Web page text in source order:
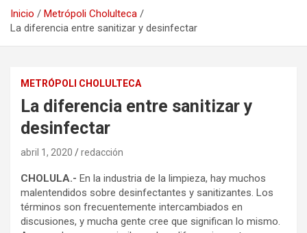
Inicio
Metrópoli Cholulteca
La diferencia entre sanitizar y desinfectar
METRÓPOLI CHOLULTECA
La diferencia entre sanitizar y
desinfectar
abril 1, 2020 redacción
CHOLULA.- En la industria de la limpieza, hay muchos
malentendidos sobre desinfectantes y sanitizantes. Los
términos son frecuentemente intercambiados en
discusiones, y mucha gente cree que significan lo mismo.